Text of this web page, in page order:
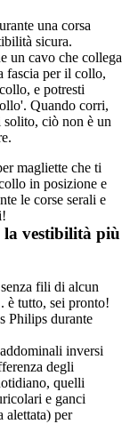
un cavo che collega
fascia per il collo,
e potresti
Quando corri,
ciò non è un
magliette che ti
in posizione e
le corse serali e
vestibilità più
fili di alcun
è tutto, sei pronto!
inversi
degli
quelli
e ganci
alettata) per